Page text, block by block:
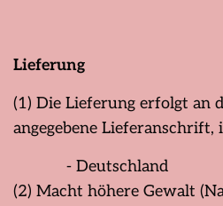
Lieferung
(1) Die Lieferung erfolgt an
angegebene
- Deutschland
(2) Macht höhere Gewalt